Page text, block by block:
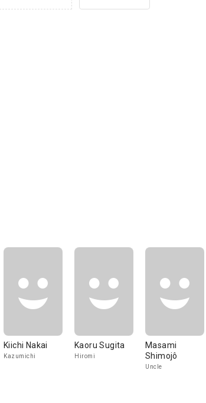
Kiichi Nakai
Kazumichi
Kaoru Sugita
Hiromi
Masami
Shimojô
Uncle